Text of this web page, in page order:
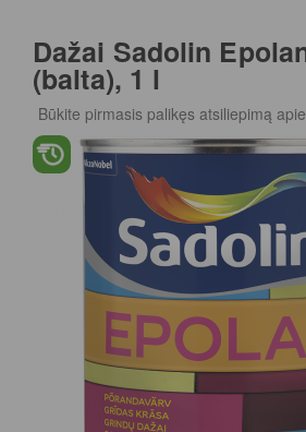
Dažai Sadolin
(balta), 1 l
Būkite pirmasis palikęs atsiliepimą